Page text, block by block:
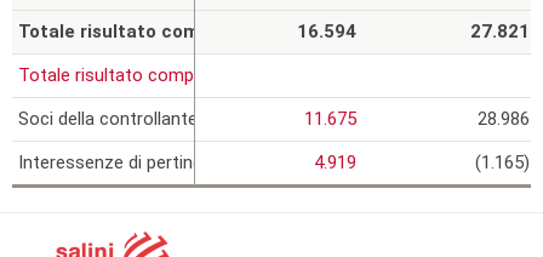
16.594
27.821
11.675
28.986
4.919
(1.165)
Totale risultato complessivo (a) + (b)
Totale risultato complessivo attribuito a:
Soci della controllante
Interessenze di pertinenza di terzi